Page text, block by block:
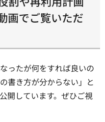
画でご覧いただ
ったが何をすれば良いの
書き方が分からない」と
開しています。ぜひご視